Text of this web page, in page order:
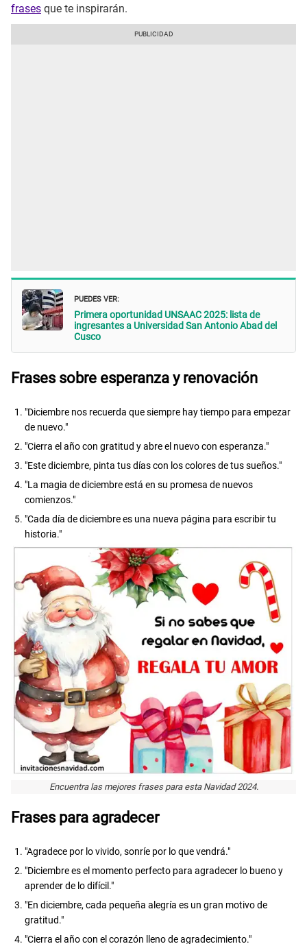
frases que te inspirarán.
PUEDES VER:
Primera oportunidad UNSAAC 2025: lista de
ingresantes a Universidad San Antonio Abad del
Cusco
Frases sobre esperanza y renovación
"Diciembre nos recuerda que siempre hay tiempo para empezar
de nuevo."
"Cierra el año con gratitud y abre el nuevo con esperanza."
"Este diciembre, pinta tus días con los colores de tus sueños."
"La magia de diciembre está en su promesa de nuevos
comienzos."
"Cada día de diciembre es una nueva página para escribir tu
historia."
Encuentra las mejores frases para esta Navidad 2024.
Frases para agradecer
"Agradece por lo vivido, sonríe por lo que vendrá."
"Diciembre es el momento perfecto para agradecer lo bueno y
aprender de lo difícil."
"En diciembre, cada pequeña alegría es un gran motivo de
gratitud."
"Cierra el año con el corazón lleno de agradecimiento."